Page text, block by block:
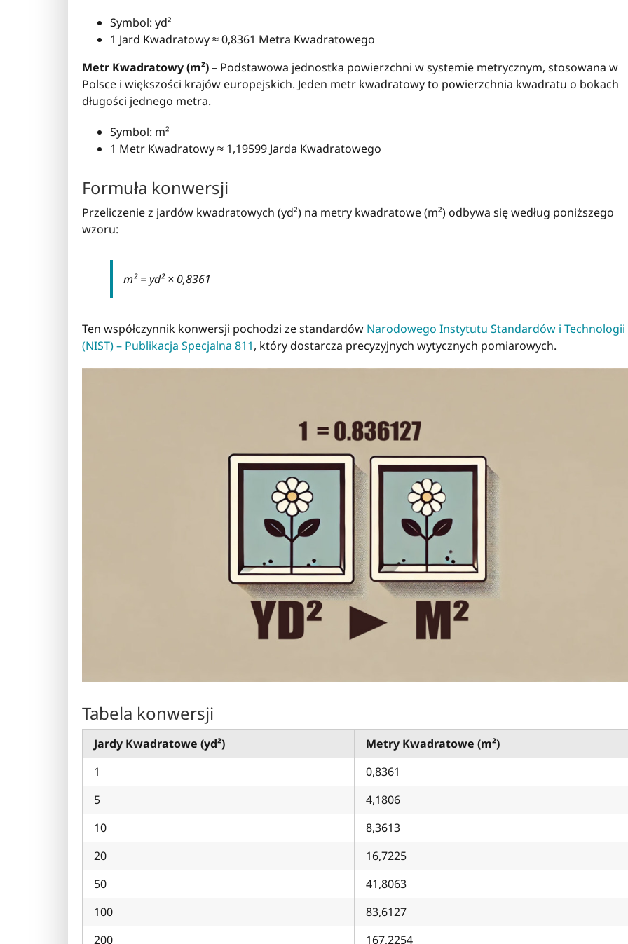
Symbol: yd²
1 Jard Kwadratowy ≈ 0,8361 Metra Kwadratowego
Metr Kwadratowy (m²)– Podstawowa jednostka powierzchni w systemie metrycznym, stosowana w
Polsce i większości krajów europejskich. Jeden metr kwadratowy to powierzchnia kwadratu o bokach
długości jednego metra.
Symbol: m²
1 Metr Kwadratowy ≈ 1,19599 Jarda Kwadratowego
Formuła konwersji
Przeliczenie z jardów kwadratowych (yd²) na metry kwadratowe (m²) odbywa się według poniższego
wzoru:
m² = yd² × 0,8361
Ten współczynnik konwersji pochodzi ze standardów Narodowego Instytutu Standardów i Technologii
(NIST) – Publikacja Specjalna 811, który dostarcza precyzyjnych wytycznych pomiarowych.
Tabela konwersji
Jardy Kwadratowe (yd²)
Metry Kwadratowe (m²)
1
0,8361
5
4,1806
10
8,3613
20
16,7225
50
41,8063
100
83,6127
200
167,2254